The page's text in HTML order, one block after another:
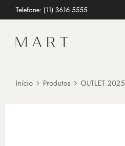
Telefone: (11) 3616.5555
Início Produtos OUTLET 2025